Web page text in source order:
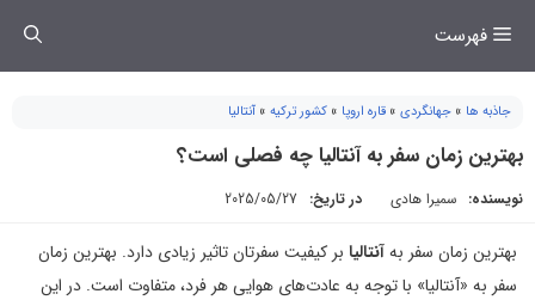
فهرست
جاذبه ها » جهانگردی » قاره اروپا » کشور ترکیه » آنتالیا
بهترین زمان سفر به آنتالیا چه فصلی است؟
نویسنده: سمیرا هادی در تاریخ: 2025/05/27
بهترین زمان سفر بهآنتالیا بر کیفیت سفرتان تاثیر زیادی دارد. بهترین زمان
سفر به «آنتالیا» با توجه به عادت‌های هوایی هر فرد، متفاوت است. در این